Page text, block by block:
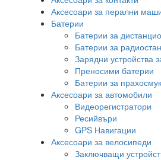
Аксесоари за перални
Батерии
Батерии за
Батерии за
Зарядни устройства
Преносими батерии
Батерии за
Аксесоари за автомобили
Видеорегистратори
Ресийвъри
GPS Навигации
Аксесоари за велосипеди
Заключващи